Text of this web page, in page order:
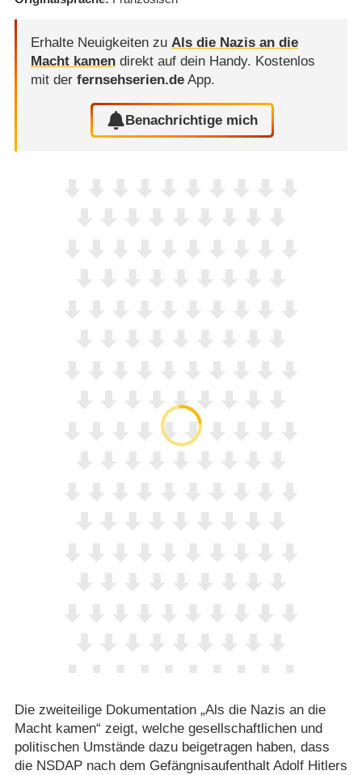
Erhalte Neuigkeiten zu Als die Nazis an die
Macht kamendirekt auf dein Handy. Kostenlos
mit der fernsehserien.deApp.
Benachrichtige mich
Die zweiteilige Dokumentation „Als die Nazis an die
Macht kamen“ zeigt, welche gesellschaftlichen und
politischen Umstände dazu beigetragen haben, dass
die NSDAP nach dem Gefängnisaufenthalt Adolf Hitlers